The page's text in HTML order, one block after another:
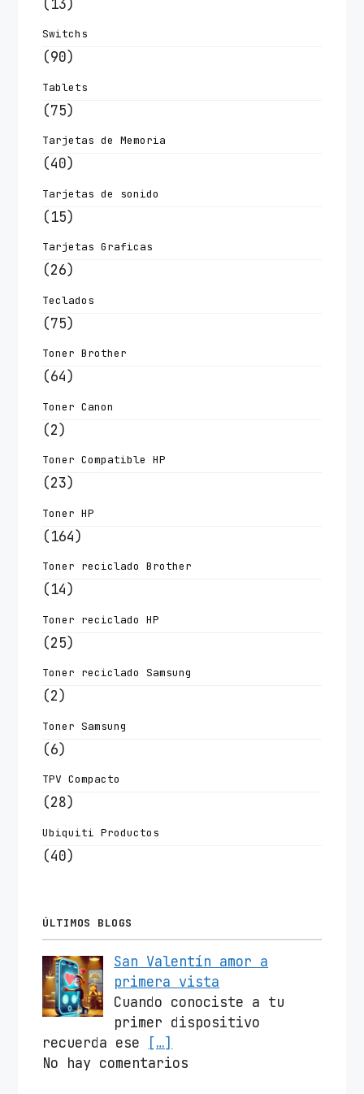
(13)
Switchs
(90)
Tablets
(75)
Tarjetas de Memoria
(40)
Tarjetas de sonido
(15)
Tarjetas Graficas
(26)
Teclados
(75)
Toner Brother
(64)
Toner Canon
(2)
Toner Compatible HP
(23)
Toner HP
(164)
Toner reciclado Brother
(14)
Toner reciclado HP
(25)
Toner reciclado Samsung
(2)
Toner Samsung
(6)
TPV Compacto
(28)
Ubiquiti Productos
(40)
ÚLTIMOS BLOGS
San Valentín amor a
primera vista
Cuando conociste a tu
primer dispositivo
recuerda ese
[…]
No hay comentarios